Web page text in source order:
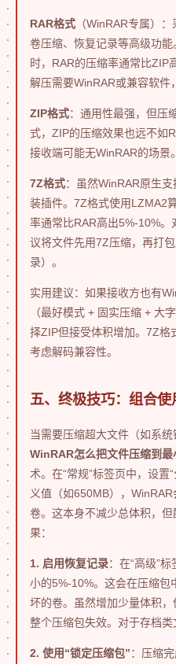
RAR格式 （WinRAR专属）
卷压缩、恢复记录等高级功能
时，RAR的压缩率通常比ZIP
解压需要WinRAR或兼容软件
ZIP格式：通用性最强，但压
式，ZIP的压缩效果也远不如
接收端可能无WinRAR的场景。
7Z格式：虽然WinRAR原生
装插件。7Z格式使用LZMA2
率通常比RAR高出5%-10%
议将文件先用7Z压缩，再打
录）。
实用建议：如果接收方也有
（最好模式 + 固实压缩 + 大
择ZIP但接受体积增加。7Z格
考虑解码兼容性。
五、终极技巧：组合
当需要压缩超大文件（如系统
WinRAR怎么把文件压缩到最
术。在“常规”标签页中，设置
义值（如650MB），
卷。这本身不减少总体积，
果：
1. 启用恢复记录：在“高级”
小的5%-10%。这会在压缩包
坏的卷。虽然增加少量体积
整个压缩包失效。对于存档类
2. 使用“锁定压缩包”：压缩